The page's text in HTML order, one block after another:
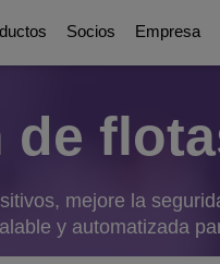
servicios públicos
Digital
Socios
Sobre
Empresa
mejore la
y automatizada